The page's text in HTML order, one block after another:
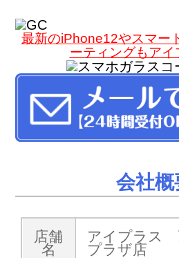
最新のiPhone12やスマー
ーティングもアイ
会社概
店舗
名
アイプラス
プラザ店